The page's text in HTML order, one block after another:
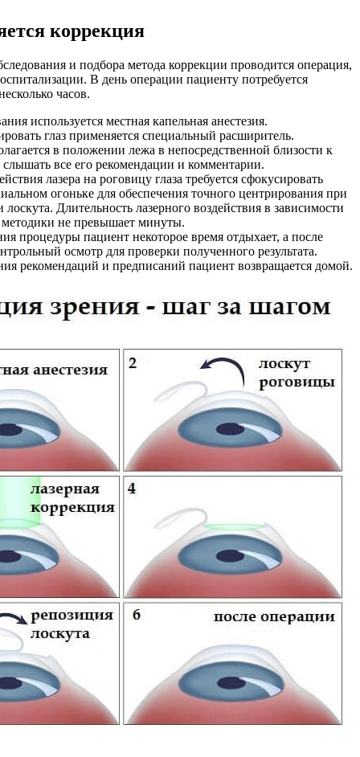
коррекция
и подбора метода коррекции проводится операция,
В день операции пациенту потребуется
часов.
используется местная капельная анестезия.
глаз применяется специальный расширитель.
в положении лежа в непосредственной близости к
все его рекомендации и комментарии.
лазера на роговицу глаза требуется сфокусировать
огоньке для обеспечения точного центрирования при
Длительность лазерного воздействия в зависимости
не превышает минуты.
процедуры пациент некоторое время отдыхает, а после
осмотр для проверки полученного результата.
рекомендаций и предписаний пациент возвращается домой.